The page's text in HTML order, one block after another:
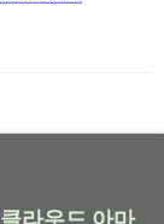
클라우드 아마